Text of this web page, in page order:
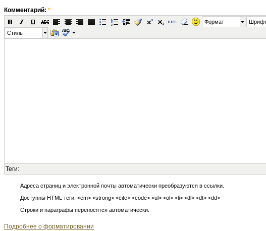
Комментарий: *
Формат
Стиль
Теги:
Адреса страниц и электронной почты автоматически преобразуются в ссылки.
Доступны HTML теги: <em> <strong> <cite> <code> <ul> <ol> <li> <dl> <dt> <dd>
Строки и параграфы переносятся автоматически.
Подробнее о форматировании